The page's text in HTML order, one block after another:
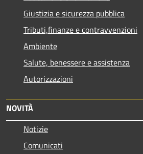
Giustizia e sicurezza pubblica
Tributi,finanze e contravvenzioni
Ambiente
Salute, benessere e assistenza
Autorizzazioni
NOVITÀ
Notizie
Comunicati